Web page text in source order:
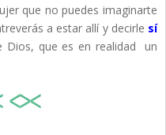
que no puedes imaginarte
a estar allí y decirle sí
Dios, que es en realidad un